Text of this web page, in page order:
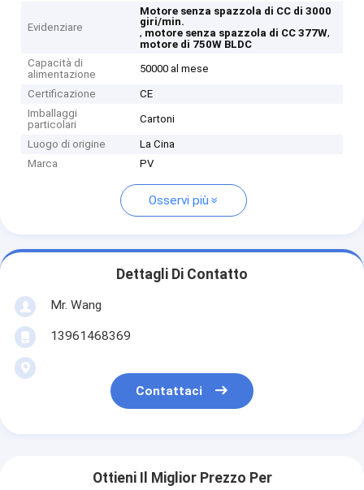
Evidenziare
Motore senza spazzola di CC di 3000
giri/min.
, motore senza spazzola di CC 377W,
motore di 750W BLDC
Capacità di
alimentazione
50000 al mese
Certificazione
CE
Imballaggi
particolari
Cartoni
Luogo di origine
La Cina
Marca
PV
Osservi più
Dettagli Di Contatto
Mr. Wang
13961468369
Contattaci
Ottieni Il Miglior Prezzo Per